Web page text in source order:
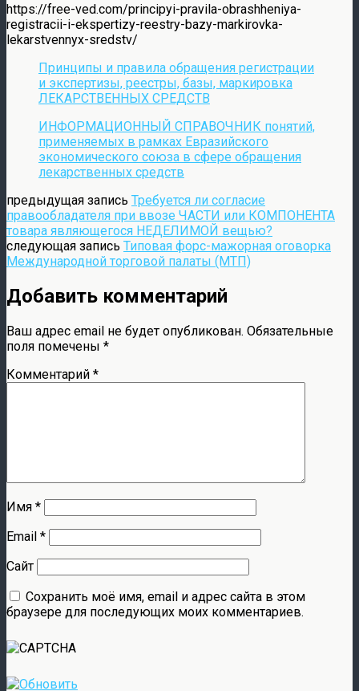
https://free-ved.com/principyi-pravila-obrashheniya-
registracii-i-ekspertizy-reestry-bazy-markirovka-
lekarstvennyx-sredstv/
Принципы и правила обращения регистрации
и экспертизы, реестры, базы, маркировка
ЛЕКАРСТВЕННЫХ СРЕДСТВ
ИНФОРМАЦИОННЫЙ СПРАВОЧНИК понятий,
применяемых в рамках Евразийского
экономического союза в сфере обращения
лекарственных средств
предыдущая запись Требуется ли согласие
правообладателя при ввозе ЧАСТИ или КОМПОНЕНТА
товара являющегося НЕДЕЛИМОЙ вещью?
следующая запись Типовая форс-мажорная оговорка
Международной торговой палаты (МТП)
Добавить комментарий
Ваш адрес email не будет опубликован. Обязательные
поля помечены *
Комментарий *
Имя *
Email *
Сайт
Сохранить моё имя, email и адрес сайта в этом
браузере для последующих моих комментариев.